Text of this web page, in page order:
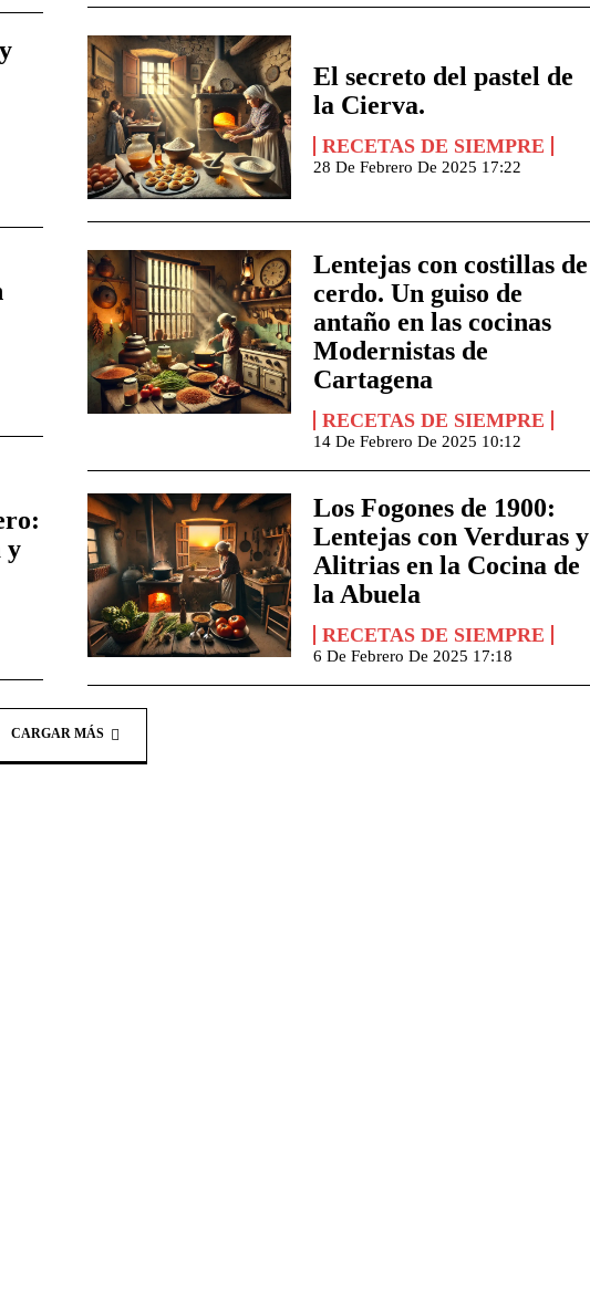
El secreto del pastel de
la Cierva.
RECETAS DE SIEMPRE
28 De Febrero De 2025 17:22
Lentejas con costillas de
cerdo. Un guiso de
antaño en las cocinas
Modernistas de
Cartagena
RECETAS DE SIEMPRE
14 De Febrero De 2025 10:12
y
Los Fogones de 1900:
Lentejas con Verduras y
Alitrias en la Cocina de
la Abuela
RECETAS DE SIEMPRE
6 De Febrero De 2025 17:18
CARGAR MÁS